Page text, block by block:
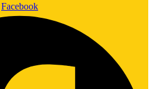
Facebook